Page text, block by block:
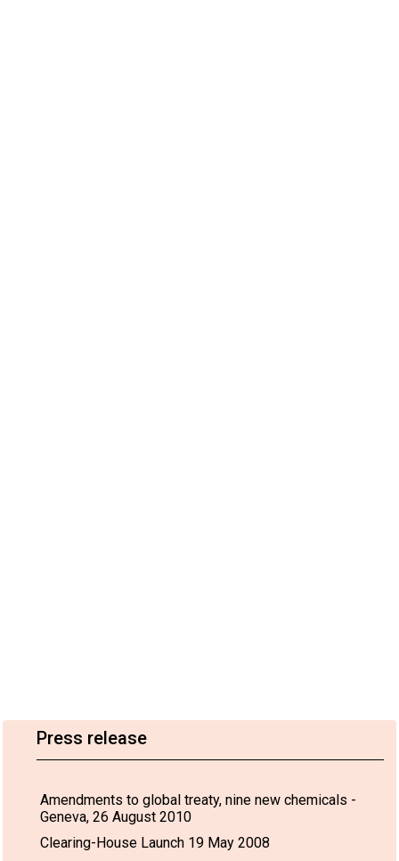
Press release
Amendments to global treaty, nine new chemicals -
Geneva, 26 August 2010
Clearing-House Launch 19 May 2008